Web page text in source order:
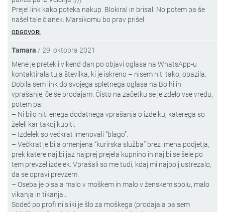
Prejel link kako poteka nakup. Blokiral in brisal. No potem pa še
našel tale članek. Marsikomu bo prav prišel.
ODGOVORI
Tamara / 29. oktobra 2021
Mene je pretekli vikend dan po objavi oglasa na WhatsApp-u
kontaktirala tuja številka, ki je iskreno – nisem niti takoj opazila.
Dobila sem link do svojega spletnega oglasa na Bolhi in
vprašanje, če še prodajam. Čisto na začetku se je zdelo vse vredu,
potem pa:
– Ni bilo niti enega dodatnega vprašanja o izdelku, katerega so
želeli kar takoj kupiti.
– Izdelek so večkrat imenovali “blago”.
– Večkrat je bila omenjena “kurirska služba” brez imena podjetja,
prek katere naj bi jaz najprej prejela kupnino in naj bi se šele po
tem prevzel izdelek. Vprašali so me tudi, kdaj mi najbolj ustrezalo,
da se opravi prevzem.
– Oseba je pisala malo v moškem in malo v ženskem spolu, malo
vikanja in tikanja…
Sodeč po profilni sliki je šlo za moškega (prodajala pa sem